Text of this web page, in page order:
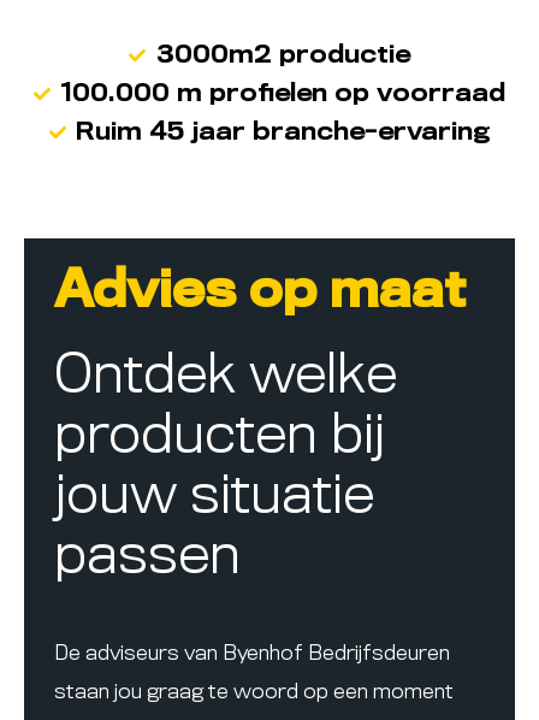
3000m2 productie
100.000 m profielen op voorraad
Ruim 45 jaar branche-ervaring
Advies op maat
Ontdek welke
producten bij
jouw situatie
passen
De adviseurs van Byenhof Bedrijfsdeuren
staan jou graag te woord op een moment